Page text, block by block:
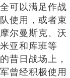
可以满足作战
使用，或者束
尔曼斯克、沃
亚和库班等
昔日战场上，
曾经积极使用